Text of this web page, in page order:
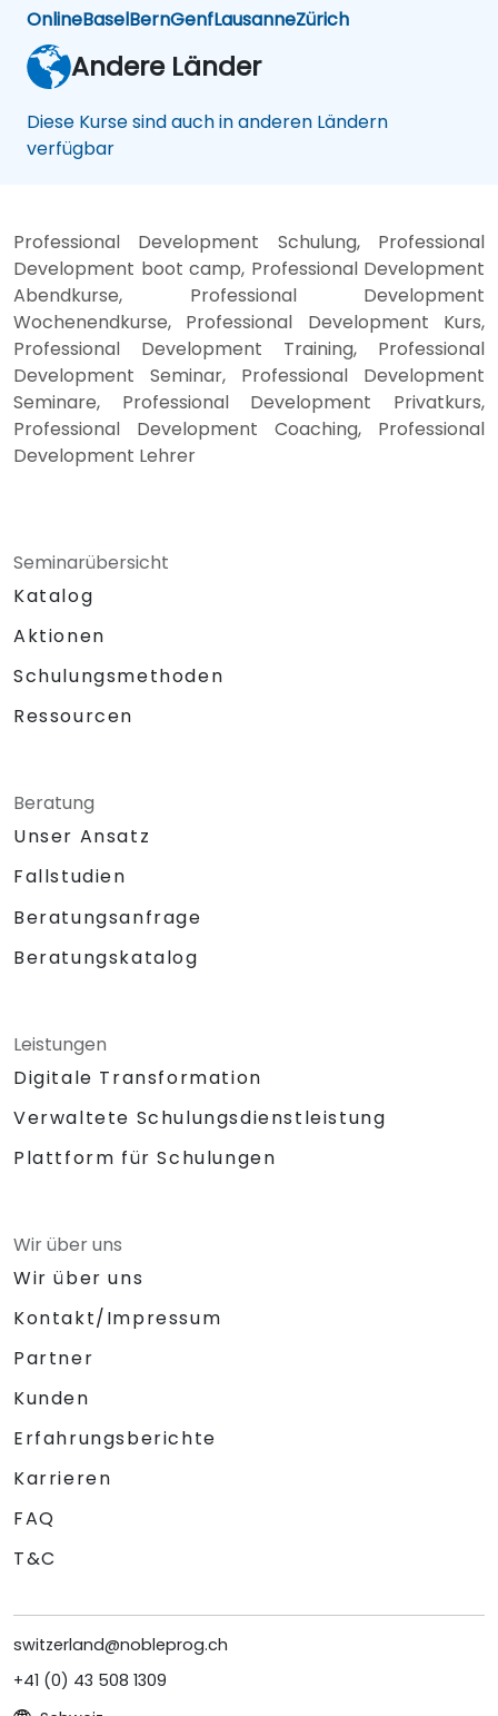
OnlineBaselBernGenfLausanneZürich
Andere Länder
Diese Kurse sind auch in anderen Ländern
verfügbar
Professional Development Schulung, Professional
Development boot camp, Professional Development
Abendkurse, Professional Development
Wochenendkurse, Professional Development Kurs,
Professional Development Training, Professional
Development Seminar, Professional Development
Seminare, Professional Development Privatkurs,
Professional Development Coaching, Professional
Development Lehrer
Seminarübersicht
Katalog
Aktionen
Schulungsmethoden
Ressourcen
Beratung
Unser Ansatz
Fallstudien
Beratungsanfrage
Beratungskatalog
Leistungen
Digitale Transformation
Verwaltete Schulungsdienstleistung
Plattform für Schulungen
Wir über uns
Wir über uns
Kontakt/Impressum
Partner
Kunden
Erfahrungsberichte
Karrieren
FAQ
T&C
switzerland@nobleprog.ch
+41 (0) 43 508 1309